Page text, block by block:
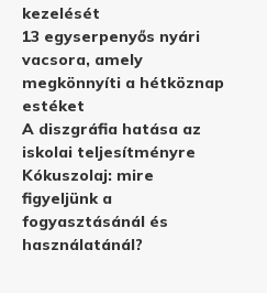
kezelését
13 egyserpenyős nyári
vacsora, amely
megkönnyíti a hétköznap
estéket
A diszgráfia hatása az
iskolai teljesítményre
Kókuszolaj: mire
figyeljünk a
fogyasztásánál és
használatánál?